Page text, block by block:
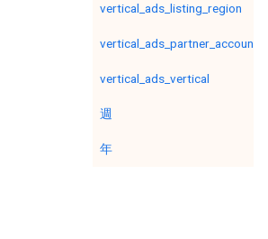
vertical_ads_listing_region
vertical_ads_partner_account
vertical_ads_vertical
週
年